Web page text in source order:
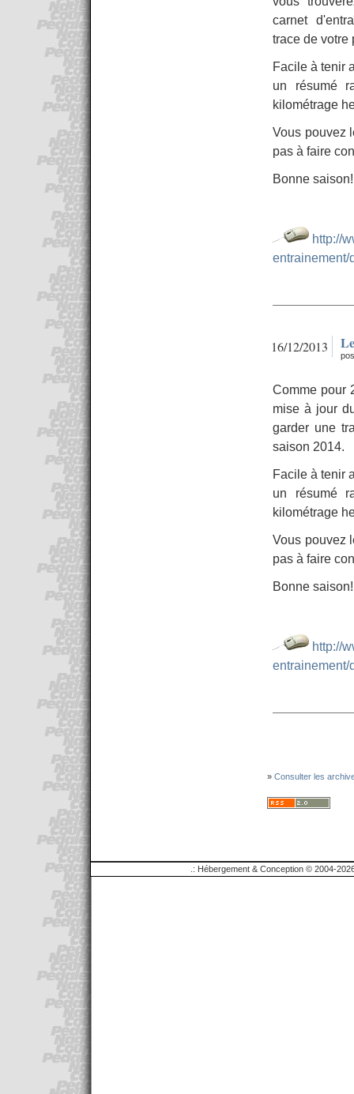
carnet
trace de votre
Facile à tenir
un résumé
kilométrage
Vous pouvez
pas à faire
Bonne saison!
http://
entrainement/
16/12/2013
Comme pour
mise à jour
garder une
saison 2014.
Facile à tenir
un résumé
kilométrage
Vous pouvez
pas à faire
Bonne saison!
http://
entrainement/
» Consulter les
.: Hébergement & Conception © 2004-